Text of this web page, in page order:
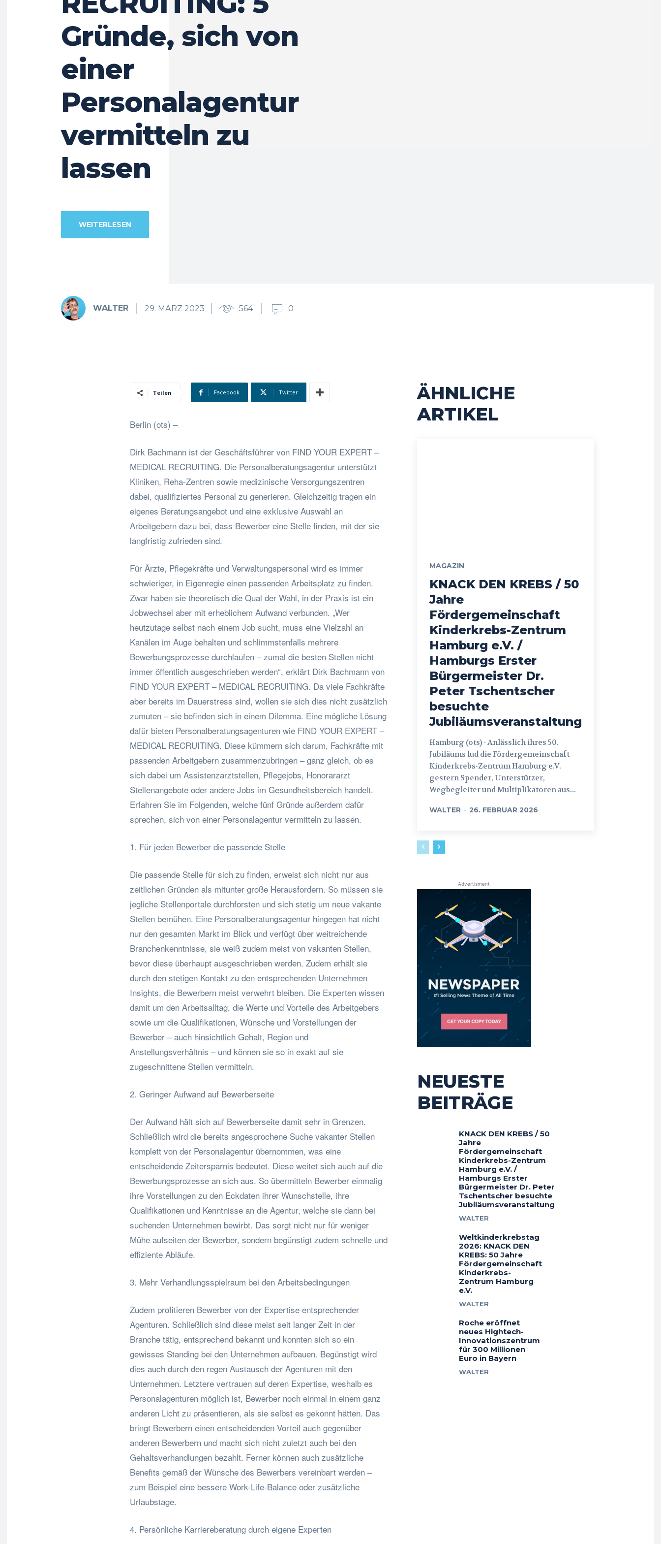
Gründe, sich von
einer
Personalagentur
vermitteln zu
lassen
WEITERLESEN
WALTER 29. MÄRZ 2023 564 0
Teilen Facebook Twitter
Berlin (ots) –
Dirk Bachmann ist der Geschäftsführer von FIND YOUR EXPERT –
MEDICAL RECRUITING. Die Personalberatungsagentur unterstützt
Kliniken, Reha-Zentren sowie medizinische Versorgungszentren
dabei, qualifiziertes Personal zu generieren. Gleichzeitig tragen ein
eigenes Beratungsangebot und eine exklusive Auswahl an
Arbeitgebern dazu bei, dass Bewerber eine Stelle finden, mit der sie
langfristig zufrieden sind.
Für Ärzte, Pflegekräfte und Verwaltungspersonal wird es immer
schwieriger, in Eigenregie einen passenden Arbeitsplatz zu finden.
Zwar haben sie theoretisch die Qual der Wahl, in der Praxis ist ein
Jobwechsel aber mit erheblichem Aufwand verbunden. „Wer
heutzutage selbst nach einem Job sucht, muss eine Vielzahl an
Kanälen im Auge behalten und schlimmstenfalls mehrere
Bewerbungsprozesse durchlaufen – zumal die besten Stellen nicht
immer öffentlich ausgeschrieben werden“, erklärt Dirk Bachmann von
FIND YOUR EXPERT – MEDICAL RECRUITING. Da viele Fachkräfte
aber bereits im Dauerstress sind, wollen sie sich dies nicht zusätzlich
zumuten – sie befinden sich in einem Dilemma. Eine mögliche Lösung
dafür bieten Personalberatungsagenturen wie FIND YOUR EXPERT –
MEDICAL RECRUITING. Diese kümmern sich darum, Fachkräfte mit
passenden Arbeitgebern zusammenzubringen – ganz gleich, ob es
sich dabei um Assistenzarztstellen, Pflegejobs, Honorararzt
Stellenangebote oder andere Jobs im Gesundheitsbereich handelt.
Erfahren Sie im Folgenden, welche fünf Gründe außerdem dafür
sprechen, sich von einer Personalagentur vermitteln zu lassen.
1. Für jeden Bewerber die passende Stelle
Die passende Stelle für sich zu finden, erweist sich nicht nur aus
zeitlichen Gründen als mitunter große Herausfordern. So müssen sie
jegliche Stellenportale durchforsten und sich stetig um neue vakante
Stellen bemühen. Eine Personalberatungsagentur hingegen hat nicht
nur den gesamten Markt im Blick und verfügt über weitreichende
Branchenkenntnisse, sie weiß zudem meist von vakanten Stellen,
bevor diese überhaupt ausgeschrieben werden. Zudem erhält sie
durch den stetigen Kontakt zu den entsprechenden Unternehmen
Insights, die Bewerbern meist verwehrt bleiben. Die Experten wissen
damit um den Arbeitsalltag, die Werte und Vorteile des Arbeitgebers
sowie um die Qualifikationen, Wünsche und Vorstellungen der
Bewerber – auch hinsichtlich Gehalt, Region und
Anstellungsverhältnis – und können sie so in exakt auf sie
zugeschnittene Stellen vermitteln.
2. Geringer Aufwand auf Bewerberseite
Der Aufwand hält sich auf Bewerberseite damit sehr in Grenzen.
Schließlich wird die bereits angesprochene Suche vakanter Stellen
komplett von der Personalagentur übernommen, was eine
entscheidende Zeitersparnis bedeutet. Diese weitet sich auch auf die
Bewerbungsprozesse an sich aus. So übermitteln Bewerber einmalig
ihre Vorstellungen zu den Eckdaten ihrer Wunschstelle, ihre
Qualifikationen und Kenntnisse an die Agentur, welche sie dann bei
suchenden Unternehmen bewirbt. Das sorgt nicht nur für weniger
Mühe aufseiten der Bewerber, sondern begünstigt zudem schnelle und
effiziente Abläufe.
3. Mehr Verhandlungsspielraum bei den Arbeitsbedingungen
Zudem profitieren Bewerber von der Expertise entsprechender
Agenturen. Schließlich sind diese meist seit langer Zeit in der
Branche tätig, entsprechend bekannt und konnten sich so ein
gewisses Standing bei den Unternehmen aufbauen. Begünstigt wird
dies auch durch den regen Austausch der Agenturen mit den
Unternehmen. Letztere vertrauen auf deren Expertise, weshalb es
Personalagenturen möglich ist, Bewerber noch einmal in einem ganz
anderen Licht zu präsentieren, als sie selbst es gekonnt hätten. Das
bringt Bewerbern einen entscheidenden Vorteil auch gegenüber
anderen Bewerbern und macht sich nicht zuletzt auch bei den
Gehaltsverhandlungen bezahlt. Ferner können auch zusätzliche
Benefits gemäß der Wünsche des Bewerbers vereinbart werden –
zum Beispiel eine bessere Work-Life-Balance oder zusätzliche
Urlaubstage.
4. Persönliche Karriereberatung durch eigene Experten
ÄHNLICHE
ARTIKEL
MAGAZIN
KNACK DEN KREBS / 50
Jahre
Fördergemeinschaft
Kinderkrebs-Zentrum
Hamburg e.V. /
Hamburgs Erster
Bürgermeister Dr.
Peter Tschentscher
besuchte
Jubiläumsveranstaltung
Hamburg (ots) - Anlässlich ihres 50.
Jubiläums lud die Fördergemeinschaft
Kinderkrebs-Zentrum Hamburg e.V.
gestern Spender, Unterstützer,
Wegbegleiter und Multiplikatoren aus...
WALTER - 26. FEBRUAR 2026
Advertisment
NEUESTE
BEITRÄGE
KNACK DEN KREBS / 50
Jahre
Fördergemeinschaft
Kinderkrebs-Zentrum
Hamburg e.V. /
Hamburgs Erster
Bürgermeister Dr. Peter
Tschentscher besuchte
Jubiläumsveranstaltung
WALTER
Weltkinderkrebstag
2026: KNACK DEN
KREBS: 50 Jahre
Fördergemeinschaft
Kinderkrebs-
Zentrum Hamburg
e.V.
WALTER
Roche eröffnet
neues Hightech-
Innovationszentrum
für 300 Millionen
Euro in Bayern
WALTER